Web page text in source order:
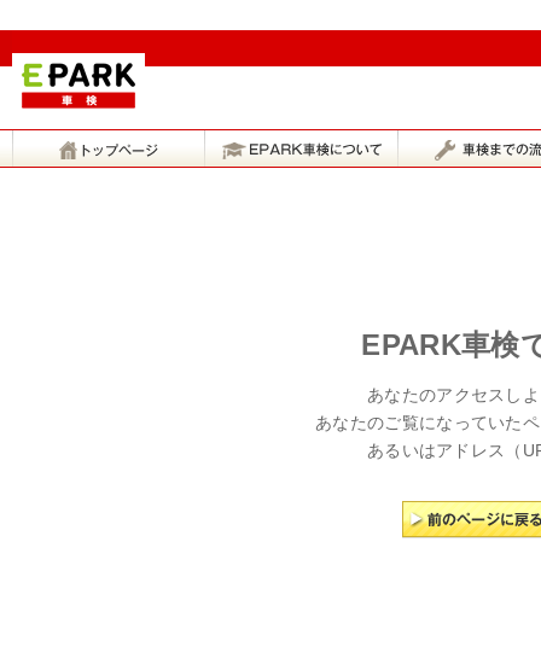
EPARK車検
あなたのアクセスし
あなたのご覧になっていた
あるいはアドレス（